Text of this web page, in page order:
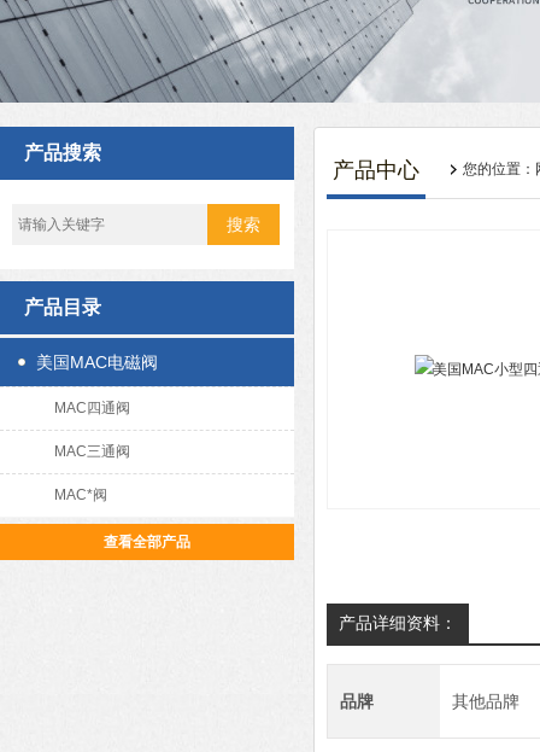
产品搜索
产品目录
美国MAC电磁阀
MAC四通阀
MAC三通阀
MAC*阀
查看全部产品
产品中心 您的位置：
产品详细资料：
品牌 其他品牌